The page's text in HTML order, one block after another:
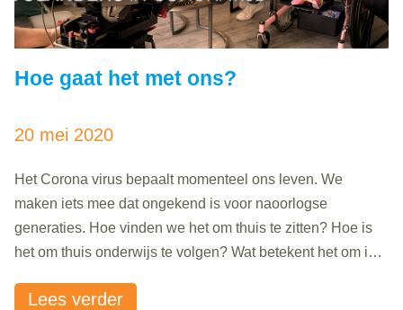
Hoe gaat het met ons?
20 mei 2020
Het Corona virus bepaalt momenteel ons leven. We
maken iets mee dat ongekend is voor naoorlogse
generaties. Hoe vinden we het om thuis te zitten? Hoe is
het om thuis onderwijs te volgen? Wat betekent het om in
oneindig veel verhalen. Omroep Flevoland, Batavialand
Lees verder